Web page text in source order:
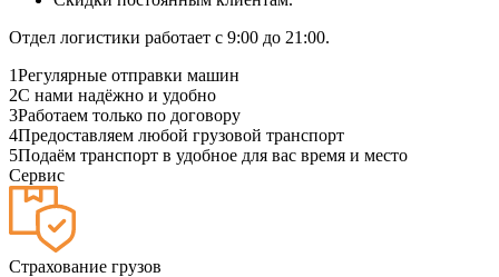
Отдел логистики работает с 9:00 до 21:00.
1Регулярные отправки машин
2С нами надёжно и удобно
3Работаем только по договору
4Предоставляем любой грузовой транспорт
5Подаём транспорт в удобное для вас время и место
Сервис
Страхование грузов